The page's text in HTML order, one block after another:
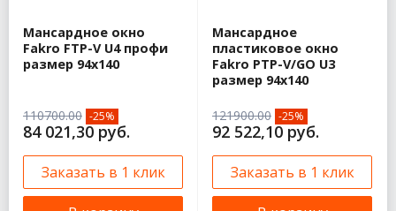
Мансардное окно
Fakro FTP-V U4 профи
размер 94х140
110700.00 -25%
84 021,30 руб.
Заказать в 1 клик
Мансардное
пластиковое окно
Fakro PTP-V/GO U3
размер 94х140
121900.00 -25%
92 522,10 руб.
Заказать в 1 клик